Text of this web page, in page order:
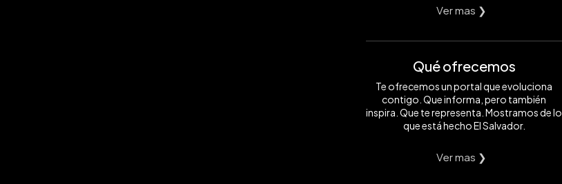
Ver mas ❯
Qué ofrecemos
Te ofrecemos un portal que evoluciona
contigo. Que informa, pero también
inspira. Que te representa. Mostramos de lo
que está hecho El Salvador.
Ver mas ❯